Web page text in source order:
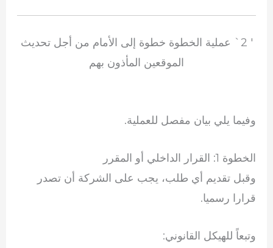
' 2` عملية الخطوة خطوة إلى الأمام من أجل تحديث
الموقعين المأذون بهم
وفيما يلي بيان مفصل للعملية.
الخطوة 1: القرار الداخلي أو المقرر
وقبل تقديم أي طلب، يجب على الشركة أن تصدر
قرارا رسميا.
وتبعاً للهيكل القانوني: